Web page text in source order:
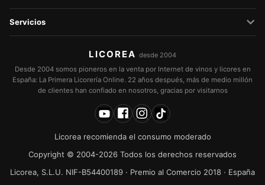
Servicios
LICOREA desde 2004
Desde 2004 somos pioneros en la venta por Internet de vinos y licores en
España: La Primera Licorería Online. 22 años después, más de medio millón
de clientes han confiado en nosotros, gracias por visitarnos
Licorea recomienda el consumo moderado
Copyright © 2004-2026 Todos los derechos reservados
Licorea, S.L.U. NIF-B54400189 · Premio al Comercio 2018 · España